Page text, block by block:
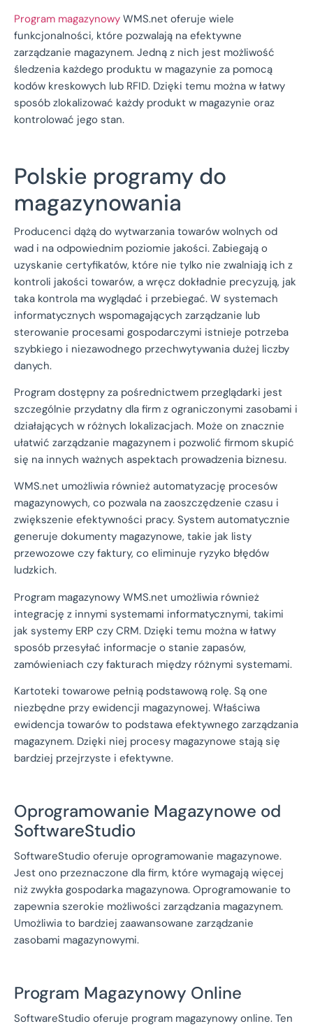
Program magazynowy WMS.net oferuje wiele
funkcjonalności, które pozwalają na efektywne
zarządzanie magazynem. Jedną z nich jest możliwość
śledzenia każdego produktu w magazynie za pomocą
kodów kreskowych lub RFID. Dzięki temu można w łatwy
sposób zlokalizować każdy produkt w magazynie oraz
kontrolować jego stan.
Polskie programy do
magazynowania
Producenci dążą do wytwarzania towarów wolnych od
wad i na odpowiednim poziomie jakości. Zabiegają o
uzyskanie certyfikatów, które nie tylko nie zwalniają ich z
kontroli jakości towarów, a wręcz dokładnie precyzują, jak
taka kontrola ma wyglądać i przebiegać. W systemach
informatycznych wspomagających zarządzanie lub
sterowanie procesami gospodarczymi istnieje potrzeba
szybkiego i niezawodnego przechwytywania dużej liczby
danych.
Program dostępny za pośrednictwem przeglądarki jest
szczególnie przydatny dla firm z ograniczonymi zasobami i
działających w różnych lokalizacjach. Może on znacznie
ułatwić zarządzanie magazynem i pozwolić firmom skupić
się na innych ważnych aspektach prowadzenia biznesu.
WMS.net umożliwia również automatyzację procesów
magazynowych, co pozwala na zaoszczędzenie czasu i
zwiększenie efektywności pracy. System automatycznie
generuje dokumenty magazynowe, takie jak listy
przewozowe czy faktury, co eliminuje ryzyko błędów
ludzkich.
Program magazynowy WMS.net umożliwia również
integrację z innymi systemami informatycznymi, takimi
jak systemy ERP czy CRM. Dzięki temu można w łatwy
sposób przesyłać informacje o stanie zapasów,
zamówieniach czy fakturach między różnymi systemami.
Kartoteki towarowe pełnią podstawową rolę. Są one
niezbędne przy ewidencji magazynowej. Właściwa
ewidencja towarów to podstawa efektywnego zarządzania
magazynem. Dzięki niej procesy magazynowe stają się
bardziej przejrzyste i efektywne.
Oprogramowanie Magazynowe od
SoftwareStudio
SoftwareStudio oferuje oprogramowanie magazynowe.
Jest ono przeznaczone dla firm, które wymagają więcej
niż zwykła gospodarka magazynowa. Oprogramowanie to
zapewnia szerokie możliwości zarządzania magazynem.
Umożliwia to bardziej zaawansowane zarządzanie
zasobami magazynowymi.
Program Magazynowy Online
SoftwareStudio oferuje program magazynowy online. Ten